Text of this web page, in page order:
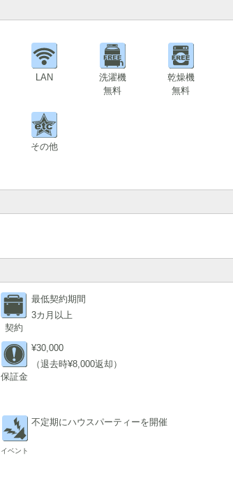
LAN
洗濯機
無料
乾燥機
無料
その他
契約
最低契約期間
3カ月以上
保証金
¥30,000
（退去時¥8,000返却）
イベント
不定期にハウスパーティーを開催